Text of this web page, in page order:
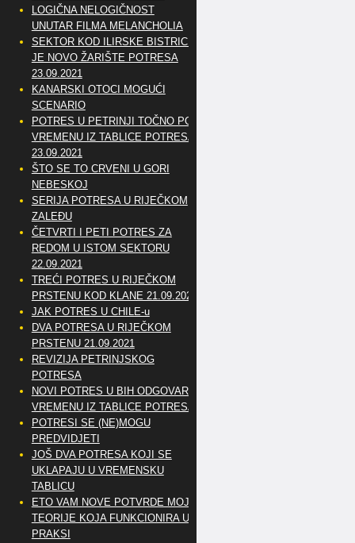
LOGIČNA NELOGIČNOST
UNUTAR FILMA MELANCHOLIA
SEKTOR KOD ILIRSKE BISTRICE
JE NOVO ŽARIŠTE POTRESA
23.09.2021
KANARSKI OTOCI MOGUĆI
SCENARIO
POTRES U PETRINJI TOČNO PO
VREMENU IZ TABLICE POTRESA
23.09.2021
ŠTO SE TO CRVENI U GORI
NEBESKOJ
SERIJA POTRESA U RIJEČKOM
ZALEĐU
ČETVRTI I PETI POTRES ZA
REDOM U ISTOM SEKTORU
22.09.2021
TREĆI POTRES U RIJEČKOM
PRSTENU KOD KLANE 21.09.2021
JAK POTRES U CHILE-u
DVA POTRESA U RIJEČKOM
PRSTENU 21.09.2021
REVIZIJA PETRINJSKOG
POTRESA
NOVI POTRES U BIH ODGOVARA
VREMENU IZ TABLICE POTRESA
POTRESI SE (NE)MOGU
PREDVIDJETI
JOŠ DVA POTRESA KOJI SE
UKLAPAJU U VREMENSKU
TABLICU
ETO VAM NOVE POTVRDE MOJE
TEORIJE KOJA FUNKCIONIRA U
PRAKSI